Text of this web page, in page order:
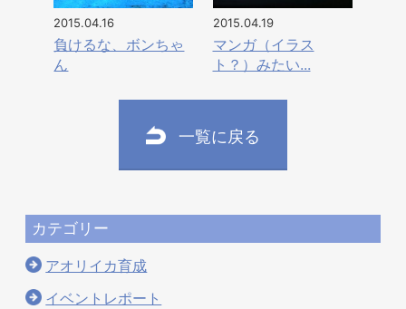
2015.04.16
負けるな、ボンちゃ
ん
2015.04.19
マンガ（イラス
ト？）みたい...
一覧に戻る
カテゴリー
アオリイカ育成
イベントレポート